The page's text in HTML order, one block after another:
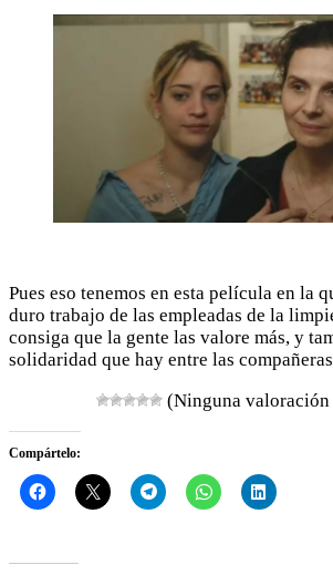
Pues eso tenemos en esta película en la
duro trabajo de las empleadas de la
consiga que la gente las valore más, y
solidaridad que hay entre las
(Ninguna
Compártelo: